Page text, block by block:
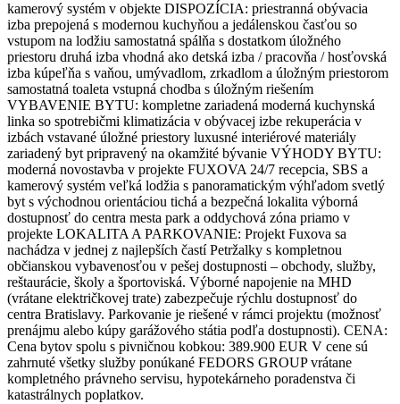
kamerový systém v objekte DISPOZÍCIA: priestranná obývacia
izba prepojená s modernou kuchyňou a jedálenskou časťou so
vstupom na lodžiu samostatná spálňa s dostatkom úložného
priestoru druhá izba vhodná ako detská izba / pracovňa / hosťovská
izba kúpeľňa s vaňou, umývadlom, zrkadlom a úložným priestorom
samostatná toaleta vstupná chodba s úložným riešením
VYBAVENIE BYTU: kompletne zariadená moderná kuchynská
linka so spotrebičmi klimatizácia v obývacej izbe rekuperácia v
izbách vstavané úložné priestory luxusné interiérové materiály
zariadený byt pripravený na okamžité bývanie VÝHODY BYTU:
moderná novostavba v projekte FUXOVA 24/7 recepcia, SBS a
kamerový systém veľká lodžia s panoramatickým výhľadom svetlý
byt s východnou orientáciou tichá a bezpečná lokalita výborná
dostupnosť do centra mesta park a oddychová zóna priamo v
projekte LOKALITA A PARKOVANIE: Projekt Fuxova sa
nachádza v jednej z najlepších častí Petržalky s kompletnou
občianskou vybavenosťou v pešej dostupnosti – obchody, služby,
reštaurácie, školy a športoviská. Výborné napojenie na MHD
(vrátane električkovej trate) zabezpečuje rýchlu dostupnosť do
centra Bratislavy. Parkovanie je riešené v rámci projektu (možnosť
prenájmu alebo kúpy garážového státia podľa dostupnosti). CENA:
Cena bytov spolu s pivničnou kobkou: 389.900 EUR V cene sú
zahrnuté všetky služby ponúkané FEDORS GROUP vrátane
kompletného právneho servisu, hypotekárneho poradenstva či
katastrálnych poplatkov.